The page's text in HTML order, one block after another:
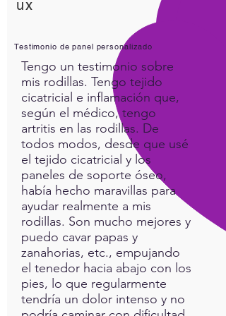
ux
Testimonio de panel personalizado
Tengo un testimonio sobre
mis rodillas. Tengo tejido
cicatricial e inflamación que,
según el médico, tengo
artritis en las rodillas. De
todos modos, desde que usé
el tejido cicatricial y los
paneles de soporte óseo,
había hecho maravillas para
ayudar realmente a mis
rodillas. Son mucho mejores y
puedo cavar papas y
zanahorias, etc., empujando
el tenedor hacia abajo con los
pies, lo que regularmente
tendría un dolor intenso y no